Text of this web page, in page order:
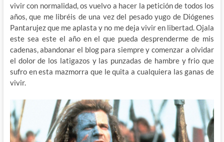
vivir con normalidad, os vuelvo a hacer la petición de todos los
años, que me libréis de una vez del pesado yugo de Diógenes
Pantarujez que me aplasta y no me deja vivir en libertad. Ojala
este sea este el año en el que pueda desprenderme de mis
cadenas, abandonar el blog para siempre y comenzar a olvidar
el dolor de los latigazos y las punzadas de hambre y frio que
sufro en esta mazmorra que le quita a cualquiera las ganas de
vivir.